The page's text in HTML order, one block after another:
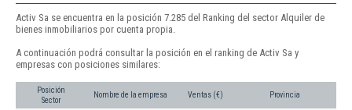
Activ Sa se encuentra en la posición 7.285 del Ranking del sector Alquiler de
bienes inmobiliarios por cuenta propia.
A continuación podrá consultar la posición en el ranking de Activ Sa y
empresas con posiciones similares:
Posición
Sector
Nombre de la empresa Ventas (€) Provincia